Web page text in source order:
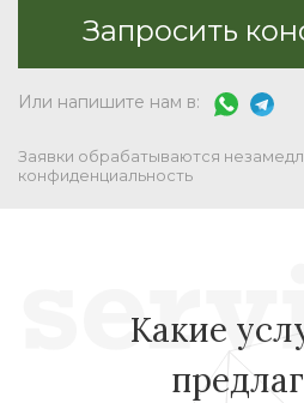
Или напишите нам в:
Заявки обрабатываются
конфиденциальность
Какие